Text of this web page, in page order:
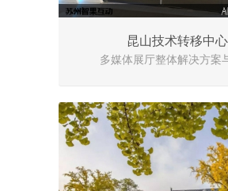
昆山技术转移中心
多媒体展厅整体解决方案